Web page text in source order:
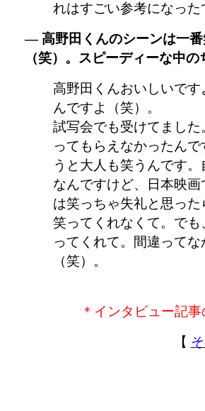
れはすごい参考になった
― 高野田くんのシーンは一
（笑）。スピーディーな中
高野田くんおいしいで
んですよ（笑）。
試写会でも受けてまし
ってもらえなかったん
うと大人も笑うんです
なんですけど、日本映
は笑っちゃ失礼と思っ
笑ってくれなくて。で
ってくれて。間違って
（笑）。
＊インタビュー記
【